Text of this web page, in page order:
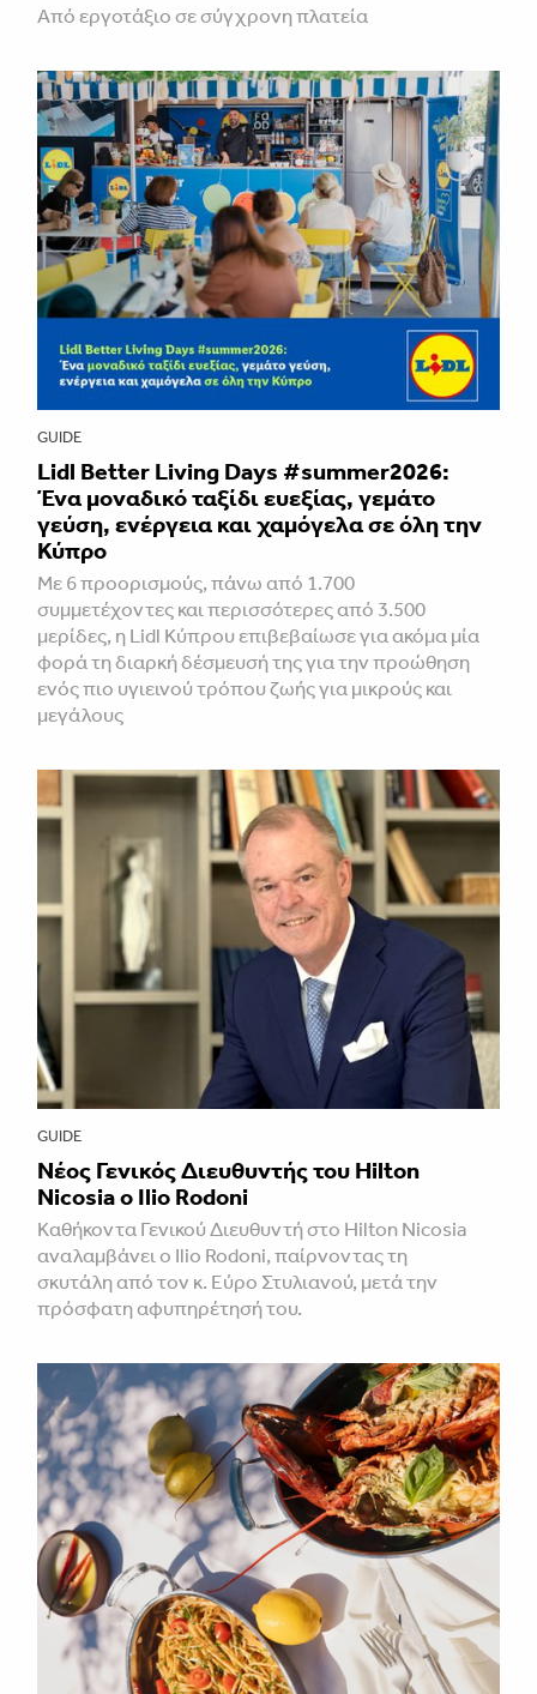
Από εργοτάξιο σε σύγχρονη πλατεία
GUIDE
Lidl Better Living Days #summer2026:
Ένα μοναδικό ταξίδι ευεξίας, γεμάτο
γεύση, ενέργεια και χαμόγελα σε όλη την
Κύπρο
Με 6 προορισμούς, πάνω από 1.700
συμμετέχοντες και περισσότερες από 3.500
μερίδες, η Lidl Κύπρου επιβεβαίωσε για ακόμα μία
φορά τη διαρκή δέσμευσή της για την προώθηση
ενός πιο υγιεινού τρόπου ζωής για μικρούς και
μεγάλους
GUIDE
Νέος Γενικός Διευθυντής του Hilton
Nicosia ο Ilio Rodoni
Καθήκοντα Γενικού Διευθυντή στο Hilton Nicosia
αναλαμβάνει ο Ilio Rodoni, παίρνοντας τη
σκυτάλη από τον κ. Εύρο Στυλιανού, μετά την
πρόσφατη αφυπηρέτησή του.